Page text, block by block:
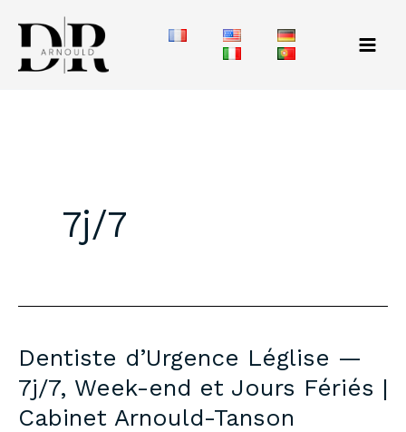
contenu
7j/7
Dentiste d’Urgence Léglise —
7j/7, Week-end et Jours Fériés |
Cabinet Arnould-Tanson